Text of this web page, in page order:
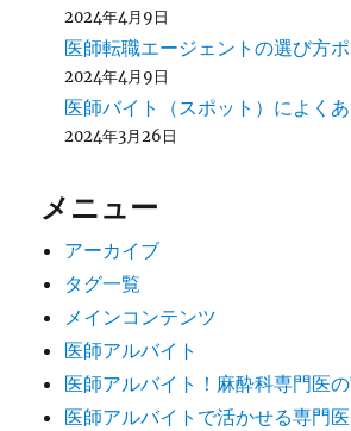
2024年4月9日
医師転職エージェントの選び方
2024年4月9日
医師バイト（スポット）によく
2024年3月26日
メニュー
アーカイブ
タグ一覧
メインコンテンツ
医師アルバイト
医師アルバイト！麻酔科専門医
医師アルバイトで活かせる専門